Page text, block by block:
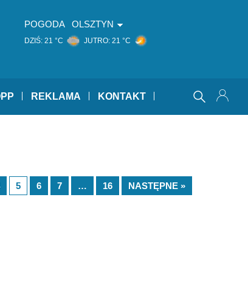
POGODA OLSZTYN
DZIŚ: 21 °C JUTRO: 21 °C
REKLAMA KONTAKT
5 6 7 … 16 NASTĘPNE »